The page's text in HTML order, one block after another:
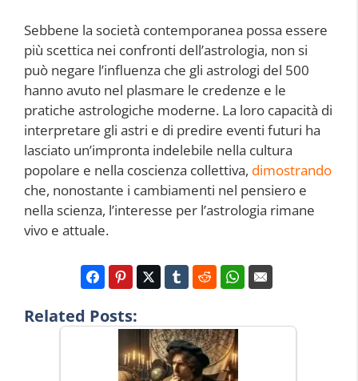
Sebbene la società contemporanea possa essere
più scettica nei confronti dell’astrologia, non si
può negare l’influenza che gli astrologi del 500
hanno avuto nel plasmare le credenze e le
pratiche astrologiche moderne. La loro capacità di
interpretare gli astri e di predire eventi futuri ha
lasciato un’impronta indelebile nella cultura
popolare e nella coscienza collettiva, dimostrando
che, nonostante i cambiamenti nel pensiero e
nella scienza, l’interesse per l’astrologia rimane
vivo e attuale.
Related Posts: